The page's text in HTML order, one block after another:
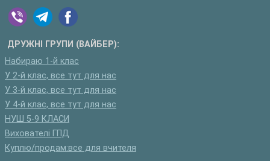
ДРУЖНІ ГРУПИ (ВАЙБЕР):
Набираю 1-й клас
У 2-й клас, все тут для нас
У 3-й клас, все тут для нас
У 4-й клас, все тут для нас
НУШ 5-9 КЛАСИ
Вихователі ГПД
Куплю/продам:все для вчителя